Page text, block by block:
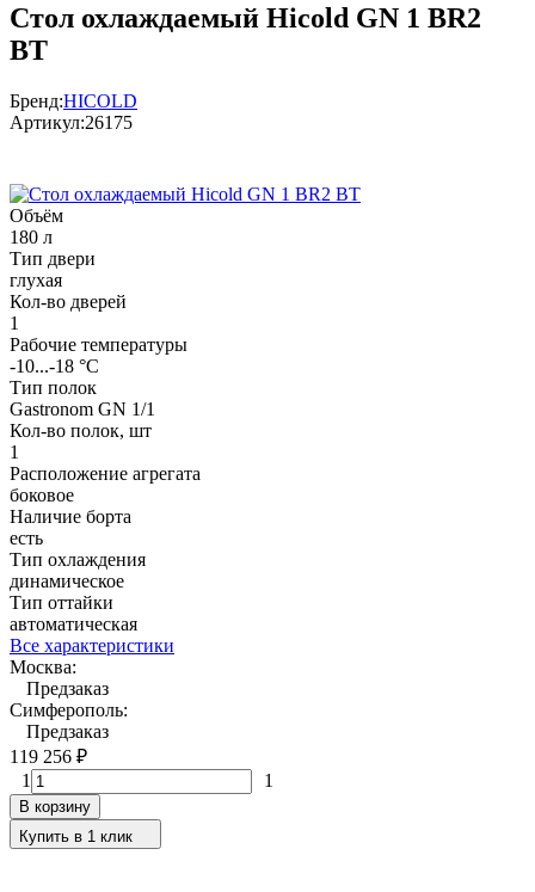
Стол охлаждаемый Hicold GN 1 BR2
BT
Бренд:HICOLD
Артикул:26175
Объём
180 л
Тип двери
глухая
Кол-во дверей
1
Рабочие температуры
-10...-18 °C
Тип полок
Gastronom GN 1/1
Кол-во полок, шт
1
Расположение агрегата
боковое
Наличие борта
есть
Тип охлаждения
динамическое
Тип оттайки
автоматическая
Все характеристики
Москва:
Предзаказ
Симферополь:
Предзаказ
119 256 ₽
1
1
В корзину
Купить в 1 клик